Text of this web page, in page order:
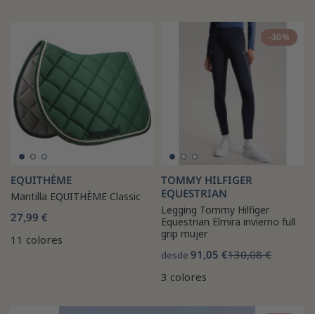
EQUITHÈME
Mantilla EQUITHÈME Classic
27,99 €
11 colores
-30%
TOMMY HILFIGER
EQUESTRIAN
Legging Tommy Hilfiger
Equestrian Elmira invierno full
grip mujer
desde 91,05 €130,08 €
3 colores